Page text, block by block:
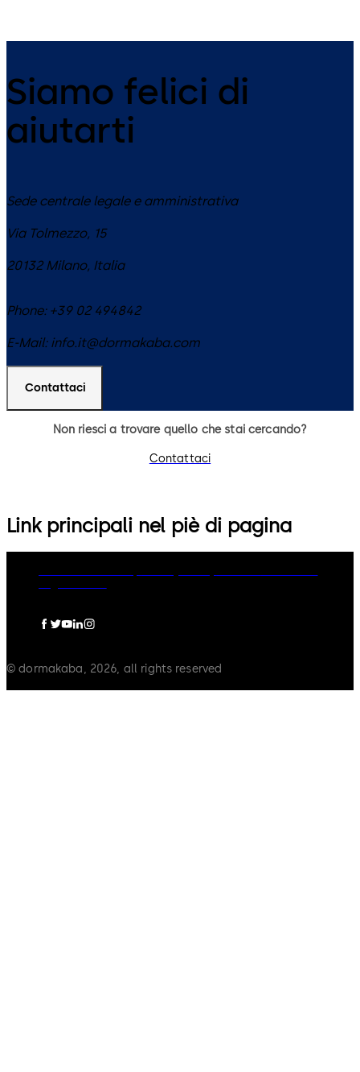
Siamo felici di
aiutarti
Sede centrale legale e amministrativa
Via Tolmezzo, 15
20132 Milano, Italia
Phone: +39 02 494842
E-Mail: info.it@dormakaba.com
Contattaci
Non riesci a trovare quello che stai cercando?
Contattaci
Link principali nel piè di pagina
© dormakaba, 2026, all rights reserved